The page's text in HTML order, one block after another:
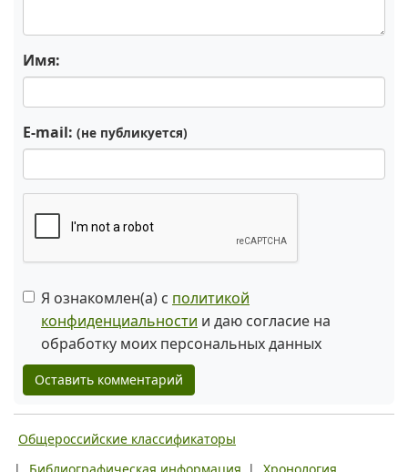
Имя:
E-mail: (не публикуется)
Я ознакомлен(а) с политикой
конфиденциальности и даю согласие на
обработку моих персональных данных
Оставить комментарий
Общероссийские классификаторы